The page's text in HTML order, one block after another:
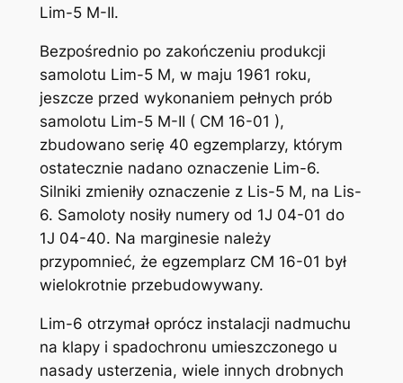
Lim-5 M-II.
Bezpośrednio po zakończeniu produkcji
samolotu Lim-5 M, w maju 1961 roku,
jeszcze przed wykonaniem pełnych prób
samolotu Lim-5 M-II ( CM 16-01 ),
zbudowano serię 40 egzemplarzy, którym
ostatecznie nadano oznaczenie Lim-6.
Silniki zmieniły oznaczenie z Lis-5 M, na Lis-
6. Samoloty nosiły numery od 1J 04-01 do
1J 04-40. Na marginesie należy
przypomnieć, że egzemplarz CM 16-01 był
wielokrotnie przebudowywany.
Lim-6 otrzymał oprócz instalacji nadmuchu
na klapy i spadochronu umieszczonego u
nasady usterzenia, wiele innych drobnych